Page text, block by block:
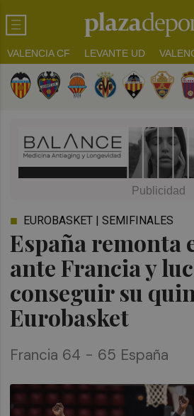
VALENCIA CF LEVANTE UD
España remonta
ante Francia y
conseguir su
Eurobasket
EUROBASKET | SEMIFINALES
Francia 64 - 65 España